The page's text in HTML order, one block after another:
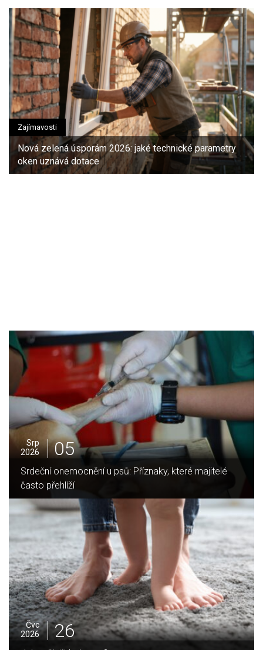
Zajímavosti
Nová zelená úsporám 2026: jaké technické parametry
oken uznává dotace
Srp
2026
05
Jak vybrat ideální krbovou vložku? Průvodce pro Váš
domov
Čvc
2026
25